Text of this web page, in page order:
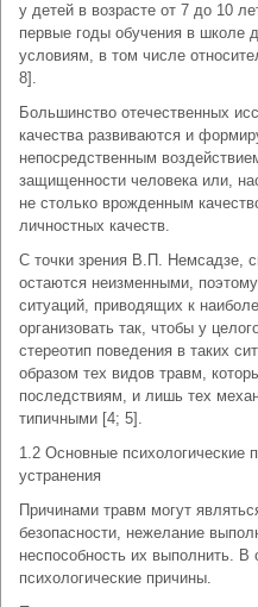
у детей в возрасте от 7 до 10
первые годы обучения в школе
условиям, в том числе
8].
Большинство отечественных
качества развиваются и
непосредственным
защищенности человека или,
не столько врожденным
личностных качеств.
С точки зрения В.П. Немсадзе,
остаются неизменными,
ситуаций, приводящих к
организовать так, чтобы у
стереотип поведения в таких
образом тех видов травм,
последствиям, и лишь тех
типичными [4; 5].
1.2 Основные психологические
устранения
Причинами травм могут
безопасности, нежелание
неспособность их выполнить. В
психологические причины.